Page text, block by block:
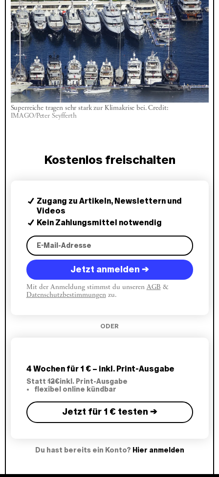
Superreiche tragen sehr stark zur Klimakrise bei. Credit:
IMAGO/Peter Seyfferth
Kostenlos freischalten
Zugang zu Artikeln, Newslettern und
Videos
Kein Zahlungsmittel notwendig
Jetzt anmelden →
Mit der Anmeldung stimmst du unseren AGB &
Datenschutzbestimmungenzu.
ODER
4 Wochen für 1 € – inkl. Print-Ausgabe
Statt12€inkl. Print-Ausgabe
flexibel online kündbar
Jetzt für 1 € testen →
Du hast bereits ein Konto? Hier anmelden